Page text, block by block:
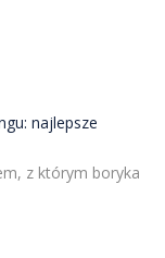
najlepsze
z którym boryka